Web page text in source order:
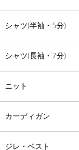
シャツ(半袖・5分)
シャツ(長袖・7分)
ニット
カーディガン
ジレ・ベスト